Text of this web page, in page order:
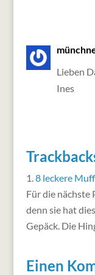
Lieben
Ines
8 leckere
Für die nächste
denn sie hat
Gepäck. Die
Einen